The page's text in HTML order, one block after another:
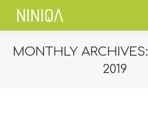
MONTHLY ARCHIVES:
2019